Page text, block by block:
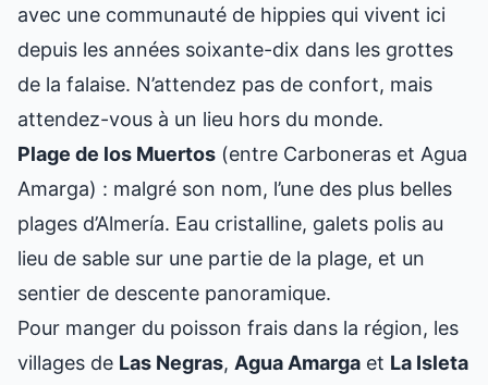
avec une communauté de hippies qui vivent ici
depuis les années soixante-dix dans les grottes
de la falaise. N’attendez pas de confort, mais
attendez-vous à un lieu hors du monde.
Plage de los Muertos (entre Carboneras et Agua
Amarga) : malgré son nom, l’une des plus belles
plages d’Almería. Eau cristalline, galets polis au
lieu de sable sur une partie de la plage, et un
sentier de descente panoramique.
Pour manger du poisson frais dans la région, les
villages de Las Negras, Agua Amarga et La Isleta